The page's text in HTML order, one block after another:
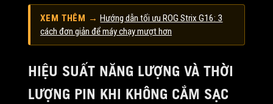
XEM THÊM → Hướng dẫn tối ưu ROG Strix G16: 3
cách đơn giản để máy chạy mượt hơn
HIỆU SUẤT NĂNG LƯỢNG VÀ THỜI
LƯỢNG PIN KHI KHÔNG CẮM SẠC